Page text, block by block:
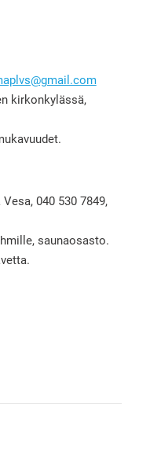
kirkonkylässä,
040 530 7849,
saunaosasto.